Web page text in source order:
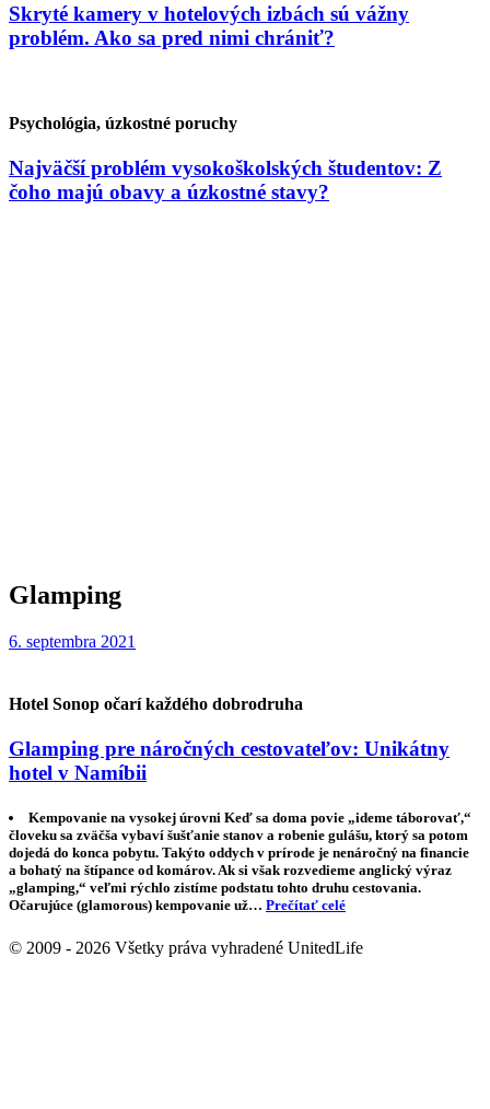
Skryté kamery v hotelových izbách sú vážny
problém. Ako sa pred nimi chrániť?
Psychológia, úzkostné poruchy
Najväčší problém vysokoškolských študentov: Z
čoho majú obavy a úzkostné stavy?
Glamping
6. septembra 2021
Hotel Sonop očarí každého dobrodruha
Glamping pre náročných cestovateľov: Unikátny
hotel v Namíbii
Kempovanie na vysokej úrovni Keď sa doma povie „ideme táborovať,“
človeku sa zväčša vybaví šušťanie stanov a robenie gulášu, ktorý sa potom
dojedá do konca pobytu. Takýto oddych v prírode je nenáročný na financie
a bohatý na štípance od komárov. Ak si však rozvedieme anglický výraz
„glamping,“ veľmi rýchlo zistíme podstatu tohto druhu cestovania.
Očarujúce (glamorous) kempovanie už… Prečítať celé
© 2009 - 2026 Všetky práva vyhradené UnitedLife